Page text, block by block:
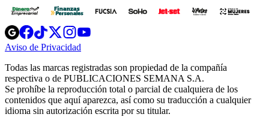
Opens
in
new
Opens
in
new
Opens
in
new
window
Opens
new
windowwindow
Aviso de Privacidad
new
window
Todas las marcas registradas son propiedad de la compañía
respectiva o de PUBLICACIONES SEMANA S.A.
Se prohíbe la reproducción total o parcial de cualquiera de los
contenidos que aquí aparezca, así como su traducción a cualquier
idioma sin autorización escrita por su titular.